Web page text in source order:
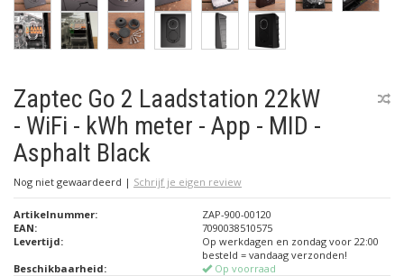
Zaptec Go 2 Laadstation 22kW
- WiFi - kWh meter - App - MID -
Asphalt Black
Nog niet gewaardeerd | Schrijf je eigen review
Artikelnummer:
ZAP-900-00120
EAN:
7090038510575
Levertijd:
Op werkdagen en zondag voor 22:00
besteld = vandaag verzonden!
Beschikbaarheid:
Op voorraad